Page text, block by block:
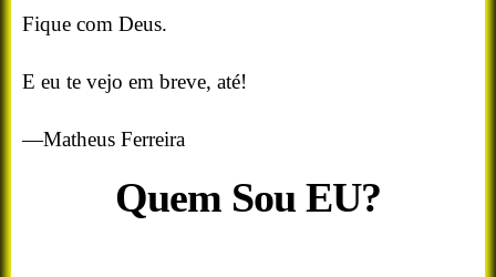
Fique com Deus.
E eu te vejo em breve, até!
—Matheus Ferreira
Quem Sou EU?